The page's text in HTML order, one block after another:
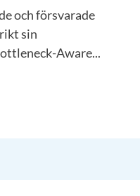
och försvarade
sin
Aware...